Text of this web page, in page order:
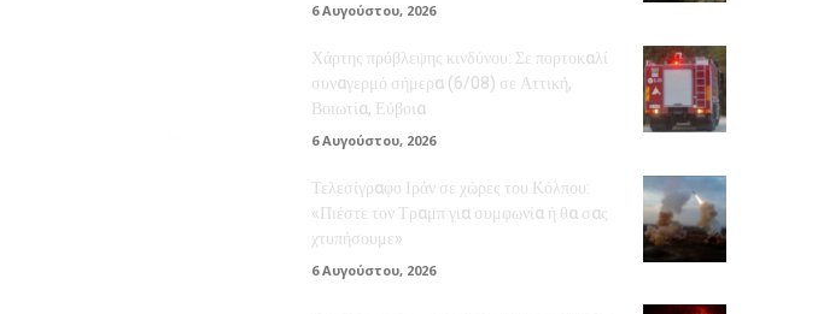
6 Αυγούστου, 2026
Χάρτης πρόβλεψης κινδύνου: Σε πορτοκαλί
συναγερμό σήμερα (6/08) σε Αττική,
Βοιωτία, Εύβοια
6 Αυγούστου, 2026
Τελεσίγραφο Ιράν σε χώρες του Κόλπου:
«Πιέστε τον Τραμπ για συμφωνία ή θα σας
χτυπήσουμε»
6 Αυγούστου, 2026